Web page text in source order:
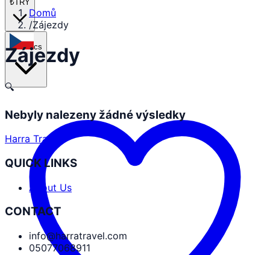
₺TRY
cs
Domů
/Zájezdy
Zájezdy
🔍
Nebyly nalezeny žádné výsledky
Harra Travel
QUICK LINKS
About Us
CONTACT
info@harratravel.com
05077068911